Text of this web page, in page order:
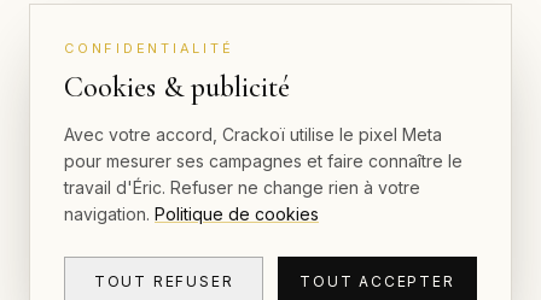
CONFIDENTIALITÉ
Cookies & publicité
Avec votre accord, Crackoï utilise le pixel Meta
pour mesurer ses campagnes et faire connaître le
travail d'Éric. Refuser ne change rien à votre
navigation. Politique de cookies
TOUT REFUSER TOUT ACCEPTER